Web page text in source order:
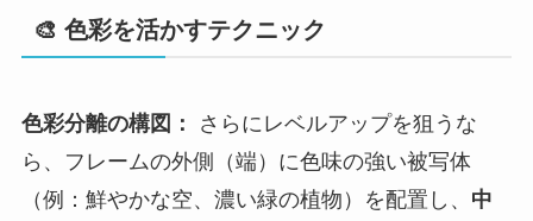
🎨 色彩を活かすテクニック
色彩分離の構図：
さらにレベルアップを狙うな
ら、フレームの外側（端）に色味の強い被写体
（例：鮮やかな空、濃い緑の植物）を配置し、 中